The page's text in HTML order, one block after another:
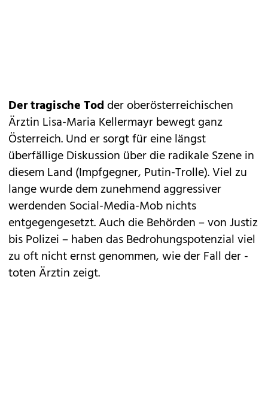
Der tragische Todder oberösterreichischen
Ärztin Lisa-Maria Kellermayr bewegt ganz
Österreich. Und er sorgt für eine längst
überfällige Diskussion über die radikale Szene in
diesem Land (Impfgegner, Putin-Trolle). Viel zu
lange wurde dem zunehmend aggressiver
werdenden Social-Media-Mob nichts
entgegengesetzt. Auch die Behörden – von Justiz
bis Polizei – haben das Bedrohungspotenzial viel
zu oft nicht ernst genommen, wie der Fall der ­
toten Ärztin zeigt.